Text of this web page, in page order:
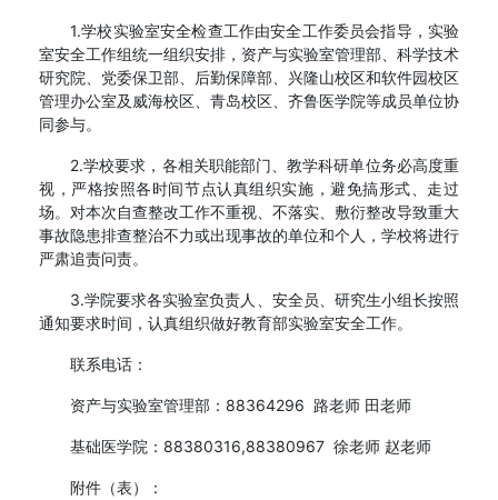
1.学校实验室安全检查工作由安全工作委员会指导，实验
室安全工作组统一组织安排，资产与实验室管理部、科学技术
研究院、党委保卫部、后勤保障部、兴隆山校区和软件园校区
管理办公室及威海校区、青岛校区、齐鲁医学院等成员单位协
同参与。
2.学校要求，各相关职能部门、教学科研单位务必高度重
视，严格按照各时间节点认真组织实施，避免搞形式、走过
场。对本次自查整改工作不重视、不落实、敷衍整改导致重大
事故隐患排查整治不力或出现事故的单位和个人，学校将进行
严肃追责问责。
3.学院要求各实验室负责人、安全员、研究生小组长按照
通知要求时间，认真组织做好教育部实验室安全工作。
联系电话：
资产与实验室管理部：88364296 路老师 田老师
基础医学院：88380316,88380967 徐老师 赵老师
附件（表）：